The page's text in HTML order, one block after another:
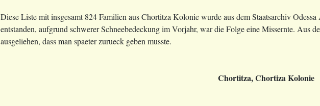
Diese Liste mit insgesamt 824 Familien aus Chortitza Kolonie wurde aus dem Staatsarchiv
entstanden, aufgrund schwerer Schneebedeckung im Vorjahr, war die Folge eine Missernte. Aus
ausgeliehen, dass man spaeter zurueck geben musste.
Chortitza, Chortiza Kolonie